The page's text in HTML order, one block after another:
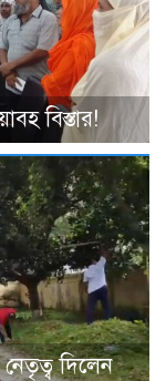
বিস্তার!
নেতৃত্ব দিলেন